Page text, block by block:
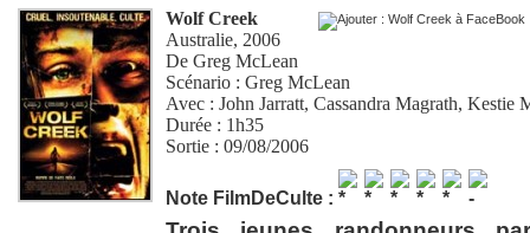
Wolf Creek
Australie, 2006
DeGreg McLean
Scénario :Greg McLean
Avec :John Jarratt,Cassandra Magrath,Kestie
Durée : 1h35
Sortie : 09/08/2006
Note FilmDeCulte :